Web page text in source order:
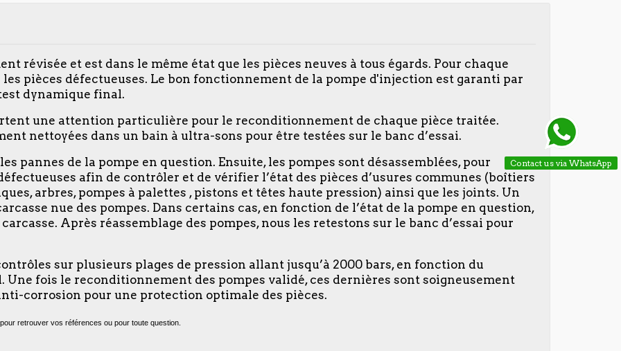
révisée et est dans le même état que les pièces neuves à tous égards. Pour chaque
pièces défectueuses. Le bon fonctionnement de la pompe d'injection est garanti par
dynamique final.
une attention particulière pour le reconditionnement de chaque pièce traitée.
nettoyées dans un bain à ultra-sons pour être testées sur le banc d’essai.
pannes de la pompe en question. Ensuite, les pompes sont désassemblées, pour
afin de contrôler et de vérifier l’état des pièces d’usures communes (boîtiers
arbres, pompes à palettes , pistons et têtes haute pression) ainsi que les joints. Un
nue des pompes. Dans certains cas, en fonction de l’état de la pompe en question,
Après réassemblage des pompes, nous les retestons sur le banc d’essai pour
sur plusieurs plages de pression allant jusqu’à 2000 bars, en fonction du
Une fois le reconditionnement des pompes validé, ces dernières sont soigneusement
corrosion pour une protection optimale des pièces.
retrouver vos références ou pour toute question.
Contact us via WhatsApp